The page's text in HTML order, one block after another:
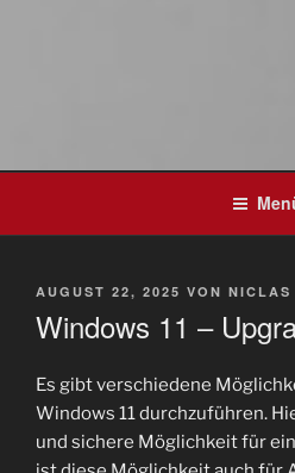
VERÖFFENTLICHT
AUGUST 22, 2025 VON NICLAS
Windows 11 –
Es gibt verschiedene
Windows 11 durchzuführen.
und sichere Möglichkeit für